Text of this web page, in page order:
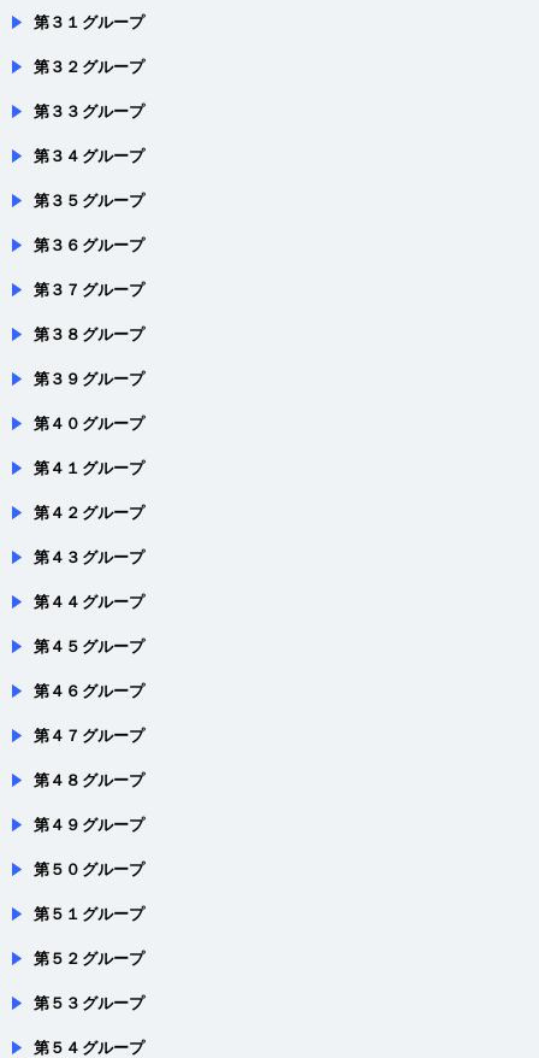
第３２グループ
第３３グループ
第３４グループ
第３５グループ
第３６グループ
第３７グループ
第３８グループ
第３９グループ
第４０グループ
第４１グループ
第４２グループ
第４３グループ
第４４グループ
第４５グループ
第４６グループ
第４７グループ
第４８グループ
第４９グループ
第５０グループ
第５１グループ
第５２グループ
第５３グループ
第５４グループ
１回戦